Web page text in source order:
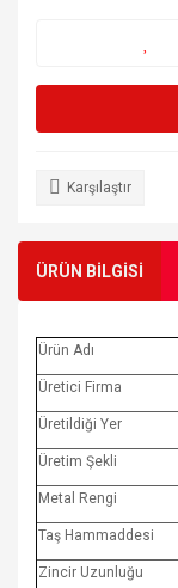
Karşılaştır
ÜRÜN BİLGİSİ
Ürün Adı
Üretici Firma
Üretildiği Yer
Üretim Şekli
Metal Rengi
Taş Hammaddesi
Zincir Uzunluğu